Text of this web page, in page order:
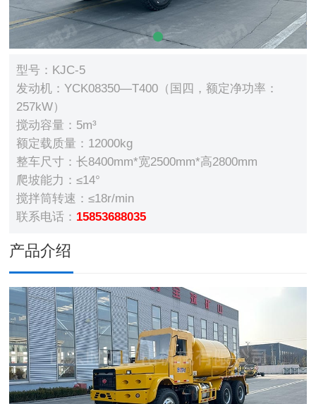
型号：KJC-5
发动机：YCK08350—T400（国四，额定净功率：
257kW）
搅动容量：5m³
额定载质量：12000kg
整车尺寸：长8400mm*宽2500mm*高2800mm
爬坡能力：≤14°
搅拌筒转速：≤18r/min
联系电话： 15853688035
产品介绍